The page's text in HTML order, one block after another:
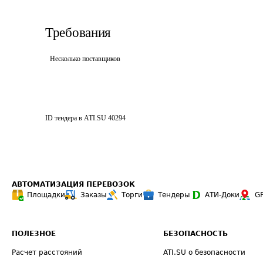
Требования
Несколько поставщиков
ID тендера в ATI.SU 40294
АВТОМАТИЗАЦИЯ ПЕРЕВОЗОК
Площадки
Заказы Торги Тендеры АТИ-Доки
ПОЛЕЗНОЕ
Расчет расстояний
БЕЗОПАСНОСТЬ
ATI.SU о безопасности